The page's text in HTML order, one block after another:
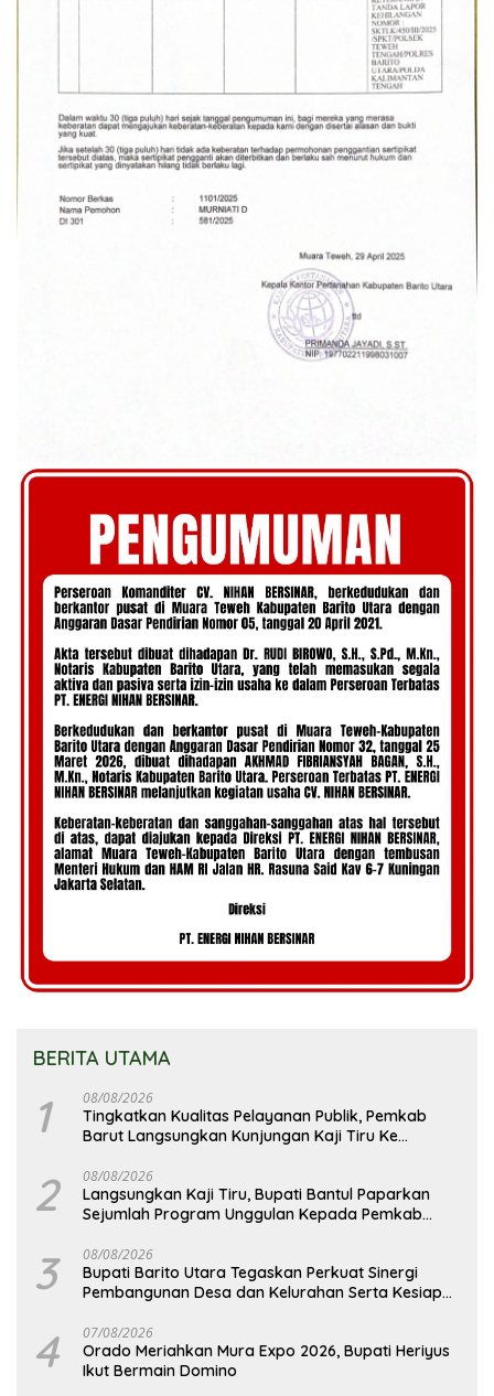
BERITA UTAMA
1 08/08/2026
Tingkatkan Kualitas Pelayanan Publik, Pemkab
Barut Langsungkan Kunjungan Kaji Tiru Ke
2 08/08/2026
Langsungkan Kaji Tiru, Bupati Bantul Paparkan
Sejumlah Program Unggulan Kepada Pemkab
3 08/08/2026
Bupati Barito Utara Tegaskan Perkuat Sinergi
Pembangunan Desa dan Kelurahan Serta Kesiapan
4 07/08/2026
Orado Meriahkan Mura Expo 2026, Bupati Heriyus
Ikut Bermain Domino